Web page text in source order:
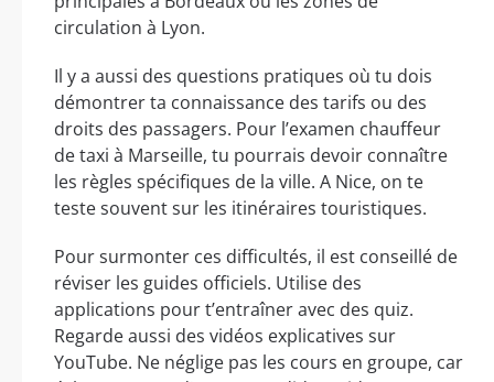
circulation à Lyon.
Il y a aussi des questions pratiques où tu dois
démontrer ta connaissance des tarifs ou des
droits des passagers. Pour l’examen chauffeur
de taxi à Marseille, tu pourrais devoir connaître
les règles spécifiques de la ville. A Nice, on te
teste souvent sur les itinéraires touristiques.
Pour surmonter ces difficultés, il est conseillé de
réviser les guides officiels. Utilise des
applications pour t’entraîner avec des quiz.
Regarde aussi des vidéos explicatives sur
YouTube. Ne néglige pas les cours en groupe, car